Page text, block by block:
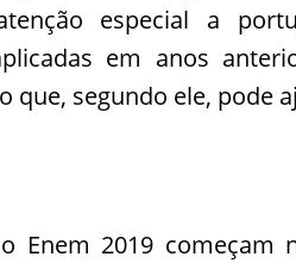
especial a
em anos
que, segundo ele, pode
Enem 2019 começam